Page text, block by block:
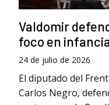
Valdomir
foco en
24 de julio de 2026
El diputado del
Carlos Negro,